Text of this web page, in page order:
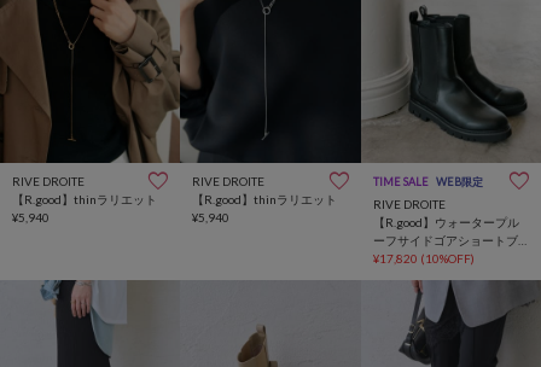
RIVE DROITE
【R.good】thinラリエット
¥5,940
RIVE DROITE
【R.good】thinラリエット
¥5,940
TIME SALE WEB限定
RIVE DROITE
【R.good】ウォータープル
ーフサイドゴアショートブ
ーツ【晴雨兼用/5サイズ展
¥17,820 (10%OFF)